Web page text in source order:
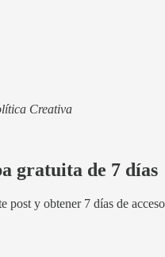
Creativa
gratuita de 7 días
post y obtener 7 días de